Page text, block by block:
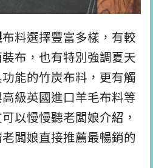
布料選擇豐富多樣，有較
布，也有特別強調夏天
能的竹炭布料，更有觸
級英國進口羊毛布料等
以慢慢聽老闆娘介紹，
闆娘直接推薦最暢銷的